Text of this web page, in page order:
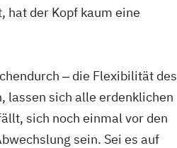
hat der Kopf kaum eine
‒ die Flexibilität des
lassen sich alle erdenklichen
sich noch einmal vor den
sein. Sei es auf